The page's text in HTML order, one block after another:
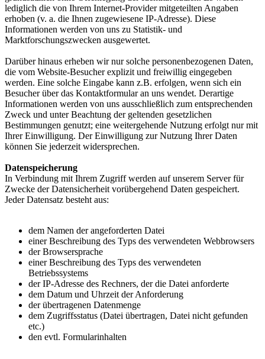
lediglich die von Ihrem Internet-Provider mitgeteilten Angaben
erhoben (v. a. die Ihnen zugewiesene IP-Adresse). Diese
Informationen werden von uns zu Statistik- und
Marktforschungszwecken ausgewertet.
Darüber hinaus erheben wir nur solche personenbezogenen Daten,
die vom Website-Besucher explizit und freiwillig eingegeben
werden. Eine solche Eingabe kann z.B. erfolgen, wenn sich ein
Besucher über das Kontaktformular an uns wendet. Derartige
Informationen werden von uns ausschließlich zum entsprechenden
Zweck und unter Beachtung der geltenden gesetzlichen
Bestimmungen genutzt; eine weitergehende Nutzung erfolgt nur mit
Ihrer Einwilligung. Der Einwilligung zur Nutzung Ihrer Daten
können Sie jederzeit widersprechen.
Datenspeicherung
In Verbindung mit Ihrem Zugriff werden auf unserem Server für
Zwecke der Datensicherheit vorübergehend Daten gespeichert.
Jeder Datensatz besteht aus:
dem Namen der angeforderten Datei
einer Beschreibung des Typs des verwendeten Webbrowsers
der Browsersprache
einer Beschreibung des Typs des verwendeten
Betriebssystems
der IP-Adresse des Rechners, der die Datei anforderte
dem Datum und Uhrzeit der Anforderung
der übertragenen Datenmenge
dem Zugriffsstatus (Datei übertragen, Datei nicht gefunden
etc.)
den evtl. Formularinhalten